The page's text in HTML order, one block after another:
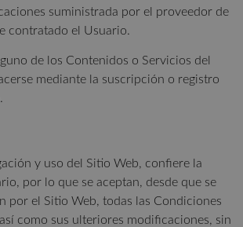
suministrada por el proveedor de
contratado el Usuario.
de los Contenidos o Servicios del
mediante la suscripción o registro
y uso del Sitio Web, confiere la
por lo que se aceptan, desde que se
por el Sitio Web, todas las Condiciones
como sus ulteriores modificaciones, sin